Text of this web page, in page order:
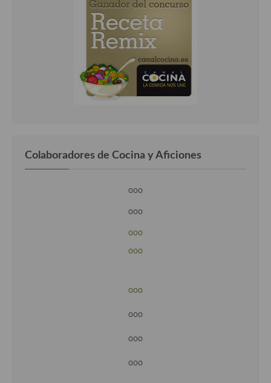
Colaboradores de Cocina y Aficiones
ooo
ooo
ooo
ooo
ooo
ooo
ooo
ooo